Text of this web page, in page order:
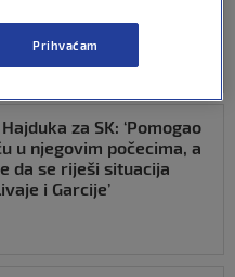
za SK: ‘Pomogao
u njegovim počecima, a
da se riješi situacija
i Garcije’
Prihvaćam